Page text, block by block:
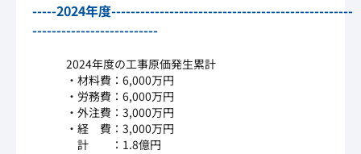
-----2024年度--------------------------------------------------
--------------------------
2024年度の工事原価発生累計
・材料費：6,000万円
・労務費：6,000万円
・外注費：3,000万円
・経 費：3,000万円
計 ：1.8億円